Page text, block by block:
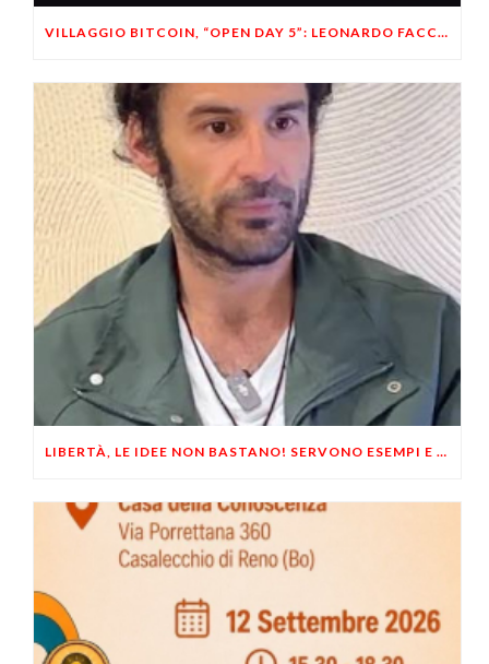
VILLAGGIO BITCOIN, “OPEN DAY 5”: LEONARDO FACCO OSPITE A BRESCIA
LIBERTÀ, LE IDEE NON BASTANO! SERVONO ESEMPI E UN PO’ DI COERENZA